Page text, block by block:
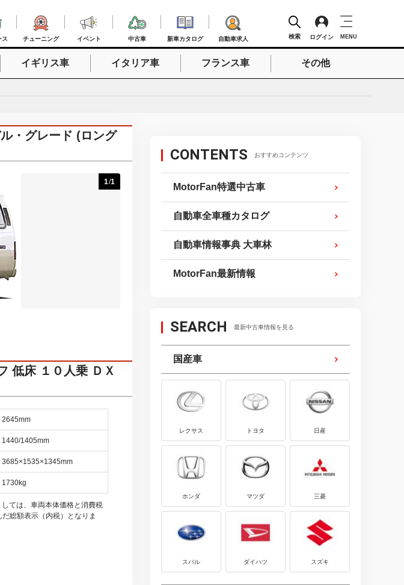
ス チューニング イベント 中古車 新車カタログ 自動車求人 検索 ログイン MENU
イギリス車 イタリア車 フランス車 その他
・グレード (ロング
1/1
低床 １０人乗 ＤＸ
2645mm
1440/1405mm
3685×1535×1345mm
1730kg
ては、車両本体価格と消費税
総額表示（内税）となりま
CONTENTS おすすめコンテンツ
MotorFan特選中古車
自動車全車種カタログ
自動車情報事典 大車林
MotorFan最新情報
SEARCH 最新中古車情報を見る
国産車
レクサス トヨタ 日産
ホンダ マツダ 三菱
スバル ダイハツ スズキ